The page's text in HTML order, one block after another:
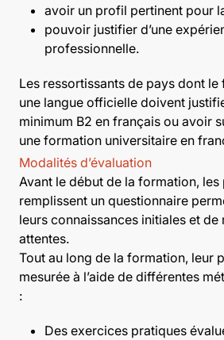
avoir un profil pertinent pour
pouvoir justifier d’une
professionnelle.
Les ressortissants de pays dont le
une langue officielle doivent
minimum B2 en français ou avoir
une formation universitaire en
Modalités d’évaluation
Avant le début de la formation,
remplissent un questionnaire
leurs connaissances initiales et de
attentes.
Tout au long de la formation, leur
mesurée à l’aide de différentes
:
Des exercices pratiques